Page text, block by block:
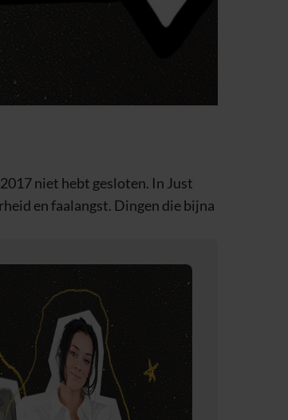
niet hebt gesloten. In Just
en faalangst. Dingen die bijna